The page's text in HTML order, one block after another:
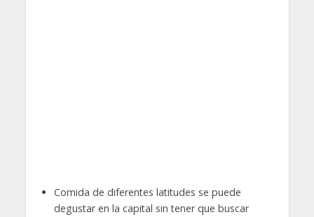
Comida de diferentes latitudes se puede
degustar en la capital sin tener que buscar